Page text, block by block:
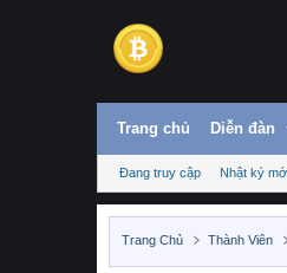
Trang chủ Diễn đàn
Đang truy cập Nhật ký
Trang Chủ Thành Viên